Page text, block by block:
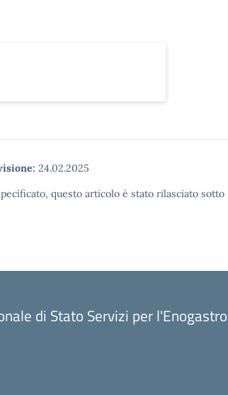
24.02.2025
questo articolo è stato rilasciato
di Stato Servizi per